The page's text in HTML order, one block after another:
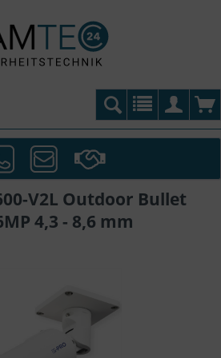
V2L Outdoor Bullet
4,3 - 8,6 mm